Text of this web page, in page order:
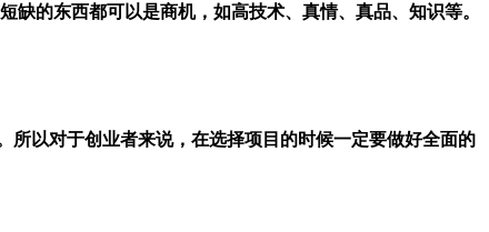
的东西都可以是商机，如高技术、真情、真品、知识等。
以对于创业者来说，在选择项目的时候一定要做好全面的